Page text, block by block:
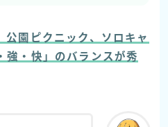
公園ピクニック、ソロキャ
強・快」のバランスが秀